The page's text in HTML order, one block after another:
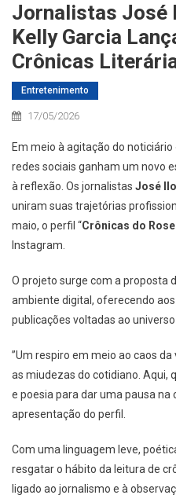
Jornalistas José
Kelly Garcia
Crônicas
Entretenimento
17/05/2026
Em meio à agitação do
redes sociais ganham um novo
à reflexão. Os jornalistas José
uniram suas trajetórias
maio, o perfil “Crônicas do
Instagram.
​O projeto surge com a proposta
ambiente digital, oferecendo
publicações voltadas ao
​”Um respiro em meio ao caos
as miudezas do cotidiano. Aqui,
e poesia para dar uma pausa na
apresentação do perfil.
​Com uma linguagem leve,
resgatar o hábito da leitura de
ligado ao jornalismo e à